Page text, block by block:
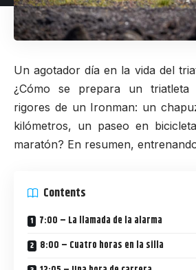
Un agotador día en la vida del
¿Cómo se prepara un
rigores de un Ironman: un
kilómetros, un paseo en
maratón? En resumen,
Contents
7:00 – La llamada de la alarma
8:00 – Cuatro horas en la silla